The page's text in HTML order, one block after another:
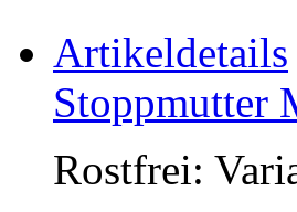
Artikeldetails
Stoppmutter
Rostfrei: